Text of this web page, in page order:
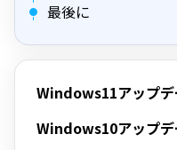
最後に
Windows11アップデ
Windows10アップデ